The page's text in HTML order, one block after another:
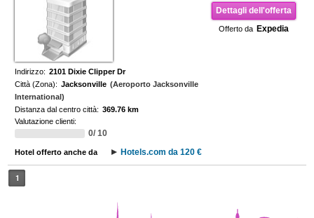
Dettagli dell'offerta
Offerto da Expedia
Indirizzo: 2101 Dixie Clipper Dr
Città (Zona): Jacksonville (Aeroporto Jacksonville
International)
Distanza dal centro città: 369.76 km
Valutazione clienti:
0/ 10
Hotel offerto anche da Hotels.com da 120 €
1